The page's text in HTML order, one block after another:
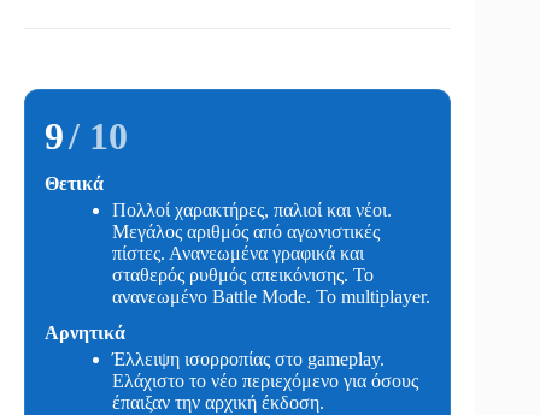
9/ 10
Θετικά
Πολλοί χαρακτήρες, παλιοί και νέοι.
Μεγάλος αριθμός από αγωνιστικές
πίστες. Ανανεωμένα γραφικά και
σταθερός ρυθμός απεικόνισης. Το
ανανεωμένο Battle Mode. Το multiplayer.
Αρνητικά
Έλλειψη ισορροπίας στο gameplay.
Ελάχιστο το νέο περιεχόμενο για όσους
έπαιξαν την αρχική έκδοση.